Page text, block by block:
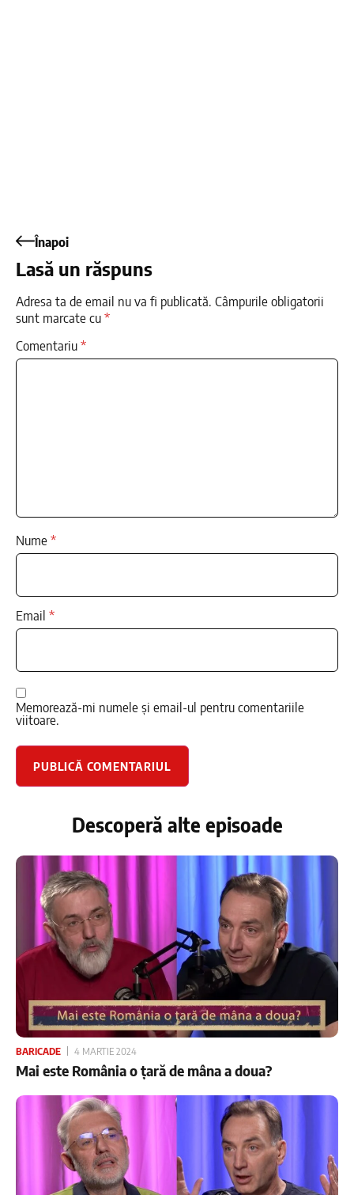
Înapoi
Lasă un răspuns
Adresa ta de email nu va fi publicată. Câmpurile obligatorii
sunt marcate cu*
Comentariu*
Nume*
Email *
Memorează-mi numele și email-ul pentru comentariile
viitoare.
Descoperă alte episoade
BARICADE 4 MARTIE 2024
Mai este România o țară de mâna a doua?